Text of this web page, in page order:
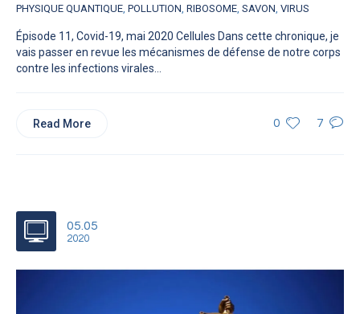
PHYSIQUE QUANTIQUE POLLUTION RIBOSOME SAVON VIRUS
Épisode 11, Covid-19, mai 2020 Cellules Dans cette chronique, je
vais passer en revue les mécanismes de défense de notre corps
contre les infections virales...
0 7
Read More
05.05
2020